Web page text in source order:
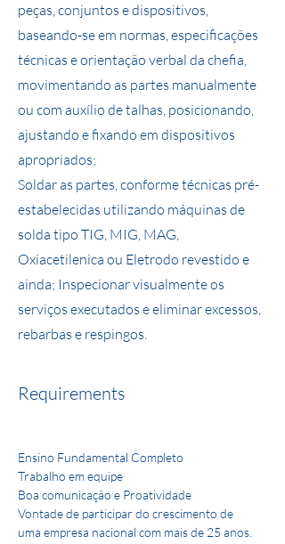
peças, conjuntos e dispositivos,
baseando-se em normas, especificações
técnicas e orientação verbal da chefia,
movimentando as partes manualmente
ou com auxílio de talhas, posicionando,
ajustando e fixando em dispositivos
apropriados;
Soldar as partes, conforme técnicas pré-
estabelecidas utilizando máquinas de
solda tipo TIG, MIG, MAG,
Oxiacetilenica ou Eletrodo revestido e
ainda; Inspecionar visualmente os
serviços executados e eliminar excessos,
rebarbas e respingos.
Requirements
Ensino Fundamental Completo
Trabalho em equipe
Boa comunicação e Proatividade
Vontade de participar do crescimento de
uma empresa nacional com mais de 25 anos.